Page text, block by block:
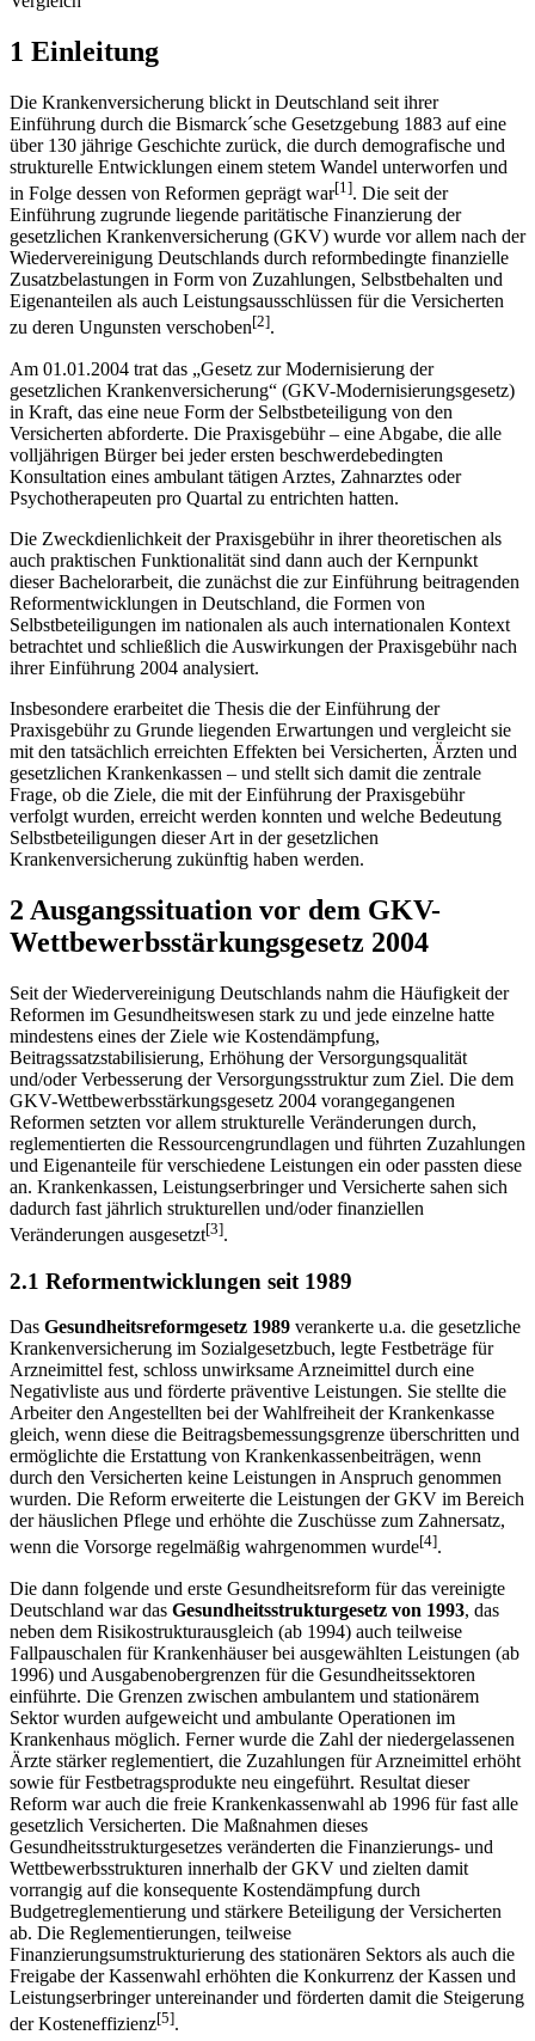
1 Einleitung
Die Krankenversicherung blickt in Deutschland seit ihrer
Einführung durch die Bismarck´sche Gesetzgebung 1883 auf eine
über 130 jährige Geschichte zurück, die durch demografische und
strukturelle Entwicklungen einem stetem Wandel unterworfen und
in Folge dessen von Reformen geprägt war[1]. Die seit der
Einführung zugrunde liegende paritätische Finanzierung der
gesetzlichen Krankenversicherung (GKV) wurde vor allem nach der
Wiedervereinigung Deutschlands durch reformbedingte finanzielle
Zusatzbelastungen in Form von Zuzahlungen, Selbstbehalten und
Eigenanteilen als auch Leistungsausschlüssen für die Versicherten
zu deren Ungunsten verschoben[2].
Am 01.01.2004 trat das „Gesetz zur Modernisierung der
gesetzlichen Krankenversicherung“ (GKV-Modernisierungsgesetz)
in Kraft, das eine neue Form der Selbstbeteiligung von den
Versicherten abforderte. Die Praxisgebühr – eine Abgabe, die alle
volljährigen Bürger bei jeder ersten beschwerdebedingten
Konsultation eines ambulant tätigen Arztes, Zahnarztes oder
Psychotherapeuten pro Quartal zu entrichten hatten.
Die Zweckdienlichkeit der Praxisgebühr in ihrer theoretischen als
auch praktischen Funktionalität sind dann auch der Kernpunkt
dieser Bachelorarbeit, die zunächst die zur Einführung beitragenden
Reformentwicklungen in Deutschland, die Formen von
Selbstbeteiligungen im nationalen als auch internationalen Kontext
betrachtet und schließlich die Auswirkungen der Praxisgebühr nach
ihrer Einführung 2004 analysiert.
Insbesondere erarbeitet die Thesis die der Einführung der
Praxisgebühr zu Grunde liegenden Erwartungen und vergleicht sie
mit den tatsächlich erreichten Effekten bei Versicherten, Ärzten und
gesetzlichen Krankenkassen – und stellt sich damit die zentrale
Frage, ob die Ziele, die mit der Einführung der Praxisgebühr
verfolgt wurden, erreicht werden konnten und welche Bedeutung
Selbstbeteiligungen dieser Art in der gesetzlichen
Krankenversicherung zukünftig haben werden.
2 Ausgangssituation vor dem GKV-
Wettbewerbsstärkungsgesetz 2004
Seit der Wiedervereinigung Deutschlands nahm die Häufigkeit der
Reformen im Gesundheitswesen stark zu und jede einzelne hatte
mindestens eines der Ziele wie Kostendämpfung,
Beitragssatzstabilisierung, Erhöhung der Versorgungsqualität
und/oder Verbesserung der Versorgungsstruktur zum Ziel. Die dem
GKV-Wettbewerbsstärkungsgesetz 2004 vorangegangenen
Reformen setzten vor allem strukturelle Veränderungen durch,
reglementierten die Ressourcengrundlagen und führten Zuzahlungen
und Eigenanteile für verschiedene Leistungen ein oder passten diese
an. Krankenkassen, Leistungserbringer und Versicherte sahen sich
dadurch fast jährlich strukturellen und/oder finanziellen
Veränderungen ausgesetzt[3].
2.1 Reformentwicklungen seit 1989
Das Gesundheitsreformgesetz 1989 verankerte u.a. die gesetzliche
Krankenversicherung im Sozialgesetzbuch, legte Festbeträge für
Arzneimittel fest, schloss unwirksame Arzneimittel durch eine
Negativliste aus und förderte präventive Leistungen. Sie stellte die
Arbeiter den Angestellten bei der Wahlfreiheit der Krankenkasse
gleich, wenn diese die Beitragsbemessungsgrenze überschritten und
ermöglichte die Erstattung von Krankenkassenbeiträgen, wenn
durch den Versicherten keine Leistungen in Anspruch genommen
wurden. Die Reform erweiterte die Leistungen der GKV im Bereich
der häuslichen Pflege und erhöhte die Zuschüsse zum Zahnersatz,
wenn die Vorsorge regelmäßig wahrgenommen wurde[4].
Die dann folgende und erste Gesundheitsreform für das vereinigte
Deutschland war das Gesundheitsstrukturgesetz von 1993, das
neben dem Risikostrukturausgleich (ab 1994) auch teilweise
Fallpauschalen für Krankenhäuser bei ausgewählten Leistungen (ab
1996) und Ausgabenobergrenzen für die Gesundheitssektoren
einführte. Die Grenzen zwischen ambulantem und stationärem
Sektor wurden aufgeweicht und ambulante Operationen im
Krankenhaus möglich. Ferner wurde die Zahl der niedergelassenen
Ärzte stärker reglementiert, die Zuzahlungen für Arzneimittel erhöht
sowie für Festbetragsprodukte neu eingeführt. Resultat dieser
Reform war auch die freie Krankenkassenwahl ab 1996 für fast alle
gesetzlich Versicherten. Die Maßnahmen dieses
Gesundheitsstrukturgesetzes veränderten die Finanzierungs- und
Wettbewerbsstrukturen innerhalb der GKV und zielten damit
vorrangig auf die konsequente Kostendämpfung durch
Budgetreglementierung und stärkere Beteiligung der Versicherten
ab. Die Reglementierungen, teilweise
Finanzierungsumstrukturierung des stationären Sektors als auch die
Freigabe der Kassenwahl erhöhten die Konkurrenz der Kassen und
Leistungserbringer untereinander und förderten damit die Steigerung
der Kosteneffizienz[5].